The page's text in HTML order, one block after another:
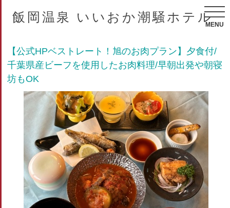
飯岡温泉 いいおか潮騒ホテル
MENU
【公式HPベストレート！旭のお肉プラン】夕食付/
千葉県産ビーフを使用したお肉料理/早朝出発や朝寝
坊もOK